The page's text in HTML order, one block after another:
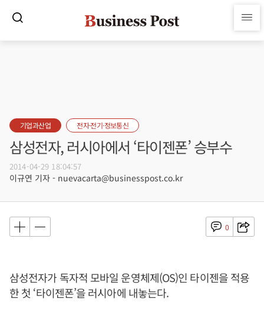
기업과산업 전자·전기·정보통신
삼성전자, 러시아에서 ‘타이젠폰’ 승부수
2014-04-29 18:04:57
이규연 기자 - nuevacarta@businesspost.co.kr
0
삼성전자가 독자적 모바일 운영체제(OS)인 타이젠을 적용
한 첫 ‘타이젠폰’을 러시아에 내놓는다.